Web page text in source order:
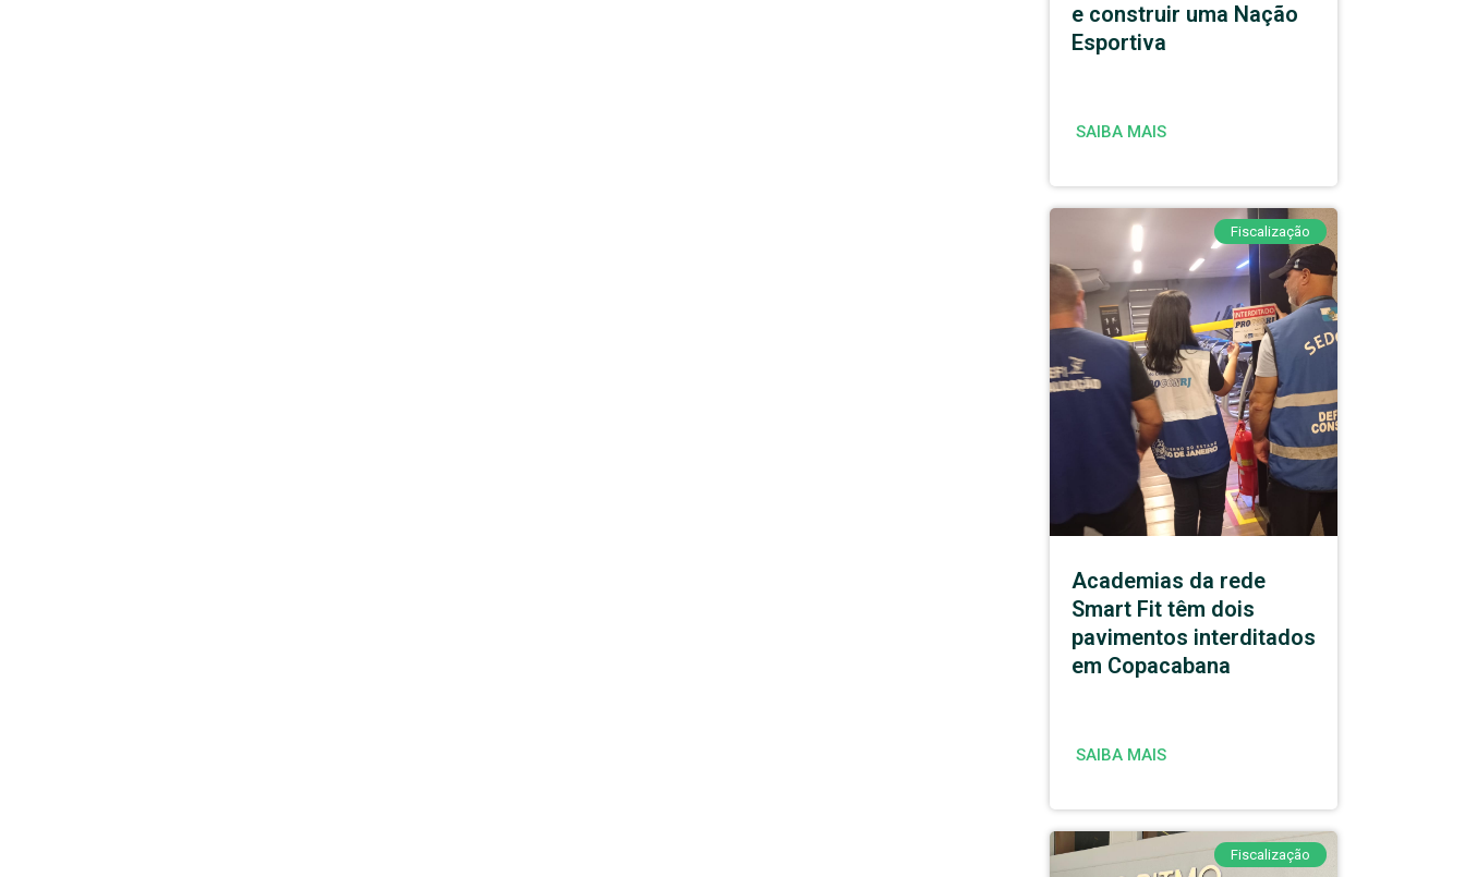
e construir uma Nação
Esportiva
SAIBA MAIS
Fiscalização
Academias da rede
Smart Fit têm dois
pavimentos interditados
em Copacabana
SAIBA MAIS
Fiscalização